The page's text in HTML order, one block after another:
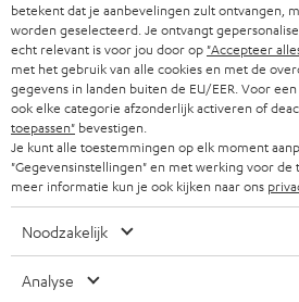
Meer...
"Opvallend
06/2019
betekent dat je aanbevelingen zult ontvangen,
worden geselecteerd. Je ontvangt
echt relevant is voor jou door op "Accepteer
met het gebruik van alle cookies en met de
gegevens in landen buiten de EU/EER. Voor
ook elke categorie afzonderlijk activeren of
toepassen" bevestigen.
Je kunt alle toestemmingen op elk moment
"Gegevensinstellingen" en met werking voor
meer informatie kun je ook kijken naar ons
Noodzakelijk
Analyse